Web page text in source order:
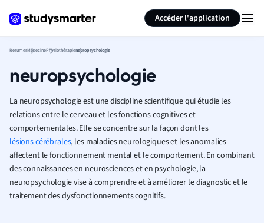
Accéder l'application
ResumesMédecinePhysiothérapieneuropsychologie
neuropsychologie
La neuropsychologie est une discipline scientifique qui étudie les
relations entre le cerveau et les fonctions cognitives et
comportementales. Elle se concentre sur la façon dont les
lésions cérébrales, les maladies neurologiques et les anomalies
affectent le fonctionnement mental et le comportement. En combinant
des connaissances en neurosciences et en psychologie, la
neuropsychologie vise à comprendre et à améliorer le diagnostic et le
traitement des dysfonctionnements cognitifs.
Résumer la page